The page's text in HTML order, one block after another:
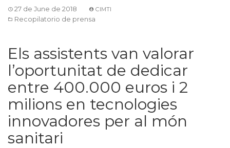
27 de June de 2018 CIMTI
Recopilatorio de prensa
Els assistents van valorar
l’oportunitat de dedicar
entre 400.000 euros i 2
milions en tecnologies
innovadores per al món
sanitari